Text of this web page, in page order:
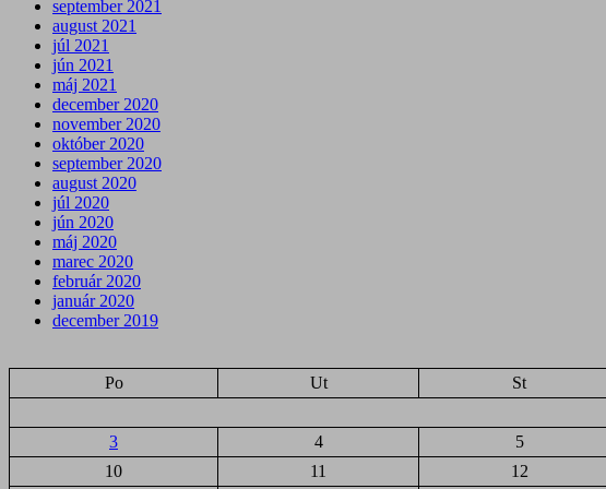
september 2021
august 2021
júl 2021
jún 2021
máj 2021
december 2020
november 2020
október 2020
september 2020
august 2020
júl 2020
jún 2020
máj 2020
marec 2020
február 2020
január 2020
december 2019
Po
Ut St
3
4 5
10
11 12